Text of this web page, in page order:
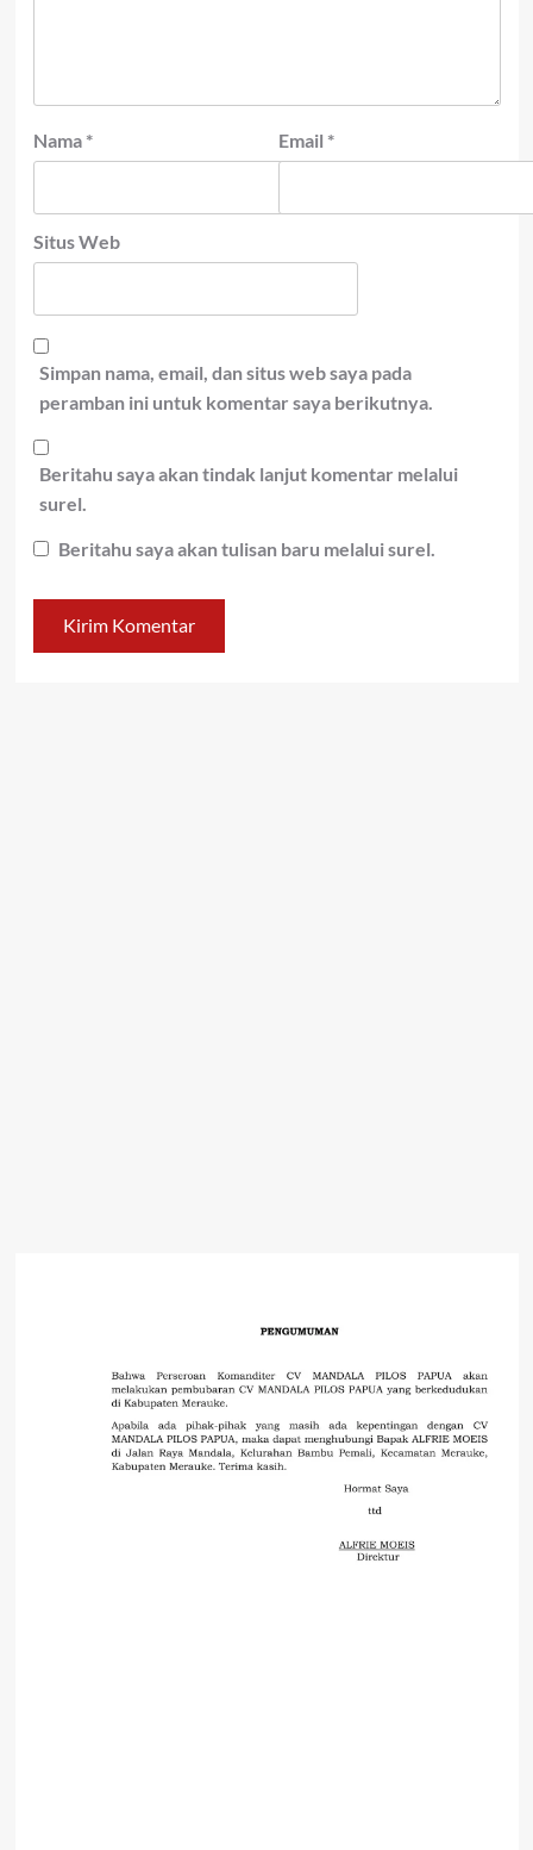
Nama * Email *
Situs Web
Simpan nama, email, dan situs web saya pada
peramban ini untuk komentar saya berikutnya.
Beritahu saya akan tindak lanjut komentar melalui
surel.
Beritahu saya akan tulisan baru melalui surel.